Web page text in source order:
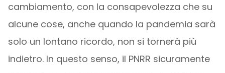
cambiamento, con la consapevolezza che su
alcune cose, anche quando la pandemia sarà
solo un lontano ricordo, non si tornerà più
indietro. In questo senso, il PNRR sicuramente